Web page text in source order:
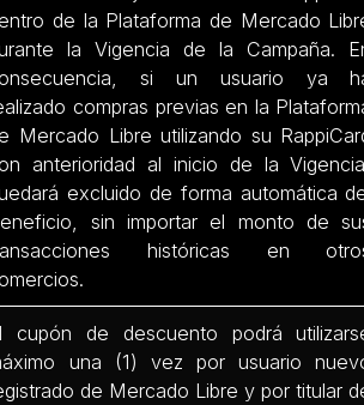
de la Plataforma de Mercado
la Vigencia de la Campaña.
si un usuario ya
compras previas en la
Mercado Libre utilizando su
anterioridad al inicio de la
excluido de forma automática
sin importar el monto de
históricas en
cupón de descuento podrá
una (1) vez por usuario
de Mercado Libre y por titular